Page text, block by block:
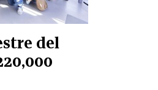
del